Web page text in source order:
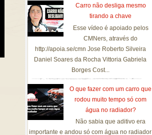
Carro não desliga mesmo
tirando a chave
Esse vídeo é apoiado pelos
CMNers, através do
http://apoia.se/cmn Jose Roberto Silveira
Daniel Soares da Rocha Vittoria Gabriela
Borges Cost...
O que fazer com um carro que
rodou muito tempo só com
água no radiador?
Não sabia que aditivo era
importante e andou só com água no radiador